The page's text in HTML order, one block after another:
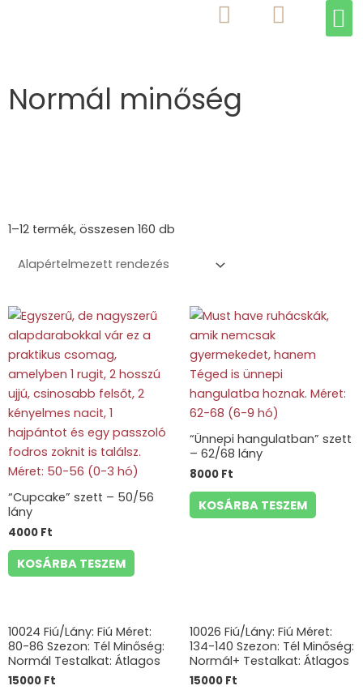
Normál minőség
1–12 termék, összesen 160 db
“Cupcake” szett – 50/56
lány
4000 Ft
KOSÁRBA TESZEM
“Ünnepi hangulatban” szett
– 62/68 lány
8000 Ft
KOSÁRBA TESZEM
10024 Fiú/Lány: Fiú Méret:
80-86 Szezon: Tél Minőség:
Normál Testalkat: Átlagos
15000 Ft
10026 Fiú/Lány: Fiú Méret:
134-140 Szezon: Tél Minőség:
Normál+ Testalkat: Átlagos
15000 Ft